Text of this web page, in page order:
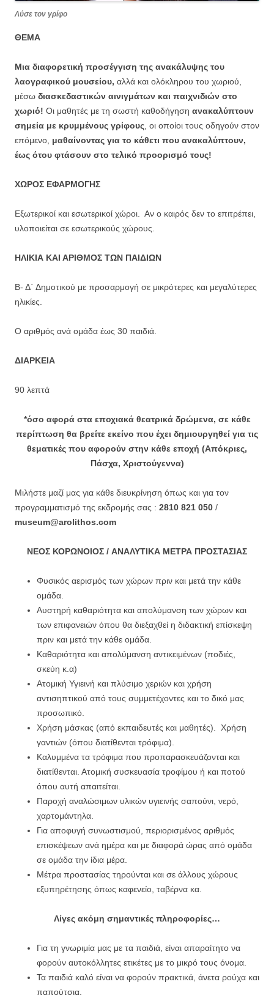
Λύσε τον γρίφο
ΘΕΜΑ
Μια διαφορετική προσέγγιση της ανακάλυψης του
λαογραφικού μουσείου, αλλά και ολόκληρου του χωριού,
μέσω διασκεδαστικών αινιγμάτων και παιχνιδιών στο
χωριό! Οι μαθητές με τη σωστή καθοδήγηση ανακαλύπτουν
σημεία με κρυμμένους γρίφους , οι οποίοι τους οδηγούν στον
επόμενο, μαθαίνοντας για το κάθετι που ανακαλύπτουν,
έως ότου φτάσουν στο τελικό προορισμό τους!
ΧΩΡΟΣ ΕΦΑΡΜΟΓΗΣ
Εξωτερικοί και εσωτερικοί χώροι. Αν ο καιρός δεν το επιτρέπει,
υλοποιείται σε εσωτερικούς χώρους.
ΗΛΙΚΙΑ ΚΑΙ ΑΡΙΘΜΟΣ ΤΩΝ ΠΑΙΔΙΩΝ
Β- Δ΄ Δημοτικού με προσαρμογή σε μικρότερες και μεγαλύτερες
ηλικίες.
Ο αριθμός ανά ομάδα έως 30 παιδιά.
ΔΙΑΡΚΕΙΑ
90 λεπτά
*όσο αφορά στα εποχιακά θεατρικά δρώμενα, σε κάθε
περίπτωση θα βρείτε εκείνο που έχει δημιουργηθεί για τις
θεματικές που αφορούν στην κάθε εποχή (Απόκριες,
Πάσχα, Χριστούγεννα)
Μιλήστε μαζί μας για κάθε διευκρίνηση όπως και για τον
προγραμματισμό της εκδρομής σας : 2810 821 050 /
museum@arolithos.com
ΝΕΟΣ ΚΟΡΩΝΟΙΟΣ / ΑΝΑΛΥΤΙΚΑ ΜΕΤΡΑ ΠΡΟΣΤΑΣΙΑΣ
Φυσικός αερισμός των χώρων πριν και μετά την κάθε
ομάδα.
Αυστηρή καθαριότητα και απολύμανση των χώρων και
των επιφανειών όπου θα διεξαχθεί η διδακτική επίσκεψη
πριν και μετά την κάθε ομάδα.
Καθαριότητα και απολύμανση αντικειμένων (ποδιές,
σκεύη κ.α)
Ατομική Υγιεινή και πλύσιμο χεριών και χρήση
αντισηπτικού από τους συμμετέχοντες και το δικό μας
προσωπικό.
Χρήση μάσκας (από εκπαιδευτές και μαθητές). Χρήση
γαντιών (όπου διατίθενται τρόφιμα).
Καλυμμένα τα τρόφιμα που προπαρασκευάζονται και
διατίθενται. Ατομική συσκευασία τροφίμου ή και ποτού
όπου αυτή απαιτείται.
Παροχή αναλώσιμων υλικών υγιεινής σαπούνι, νερό,
χαρτομάντηλα.
Για αποφυγή συνωστισμού, περιορισμένος αριθμός
επισκέψεων ανά ημέρα και με διαφορά ώρας από ομάδα
σε ομάδα την ίδια μέρα.
Μέτρα προστασίας τηρούνται και σε άλλους χώρους
εξυπηρέτησης όπως καφενείο, ταβέρνα κα.
Λίγες ακόμη σημαντικές πληροφορίες…
Για τη γνωριμία μας με τα παιδιά, είναι απαραίτητο να
φορούν αυτοκόλλητες ετικέτες με το μικρό τους όνομα.
Τα παιδιά καλό είναι να φορούν πρακτικά, άνετα ρούχα και
παπούτσια.